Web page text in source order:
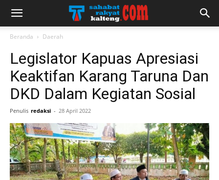
Beranda Daerah
Legislator Kapuas Apresiasi
Keaktifan Karang Taruna Dan
DKD Dalam Kegiatan Sosial
Penulis redaksi - 28 April 2022